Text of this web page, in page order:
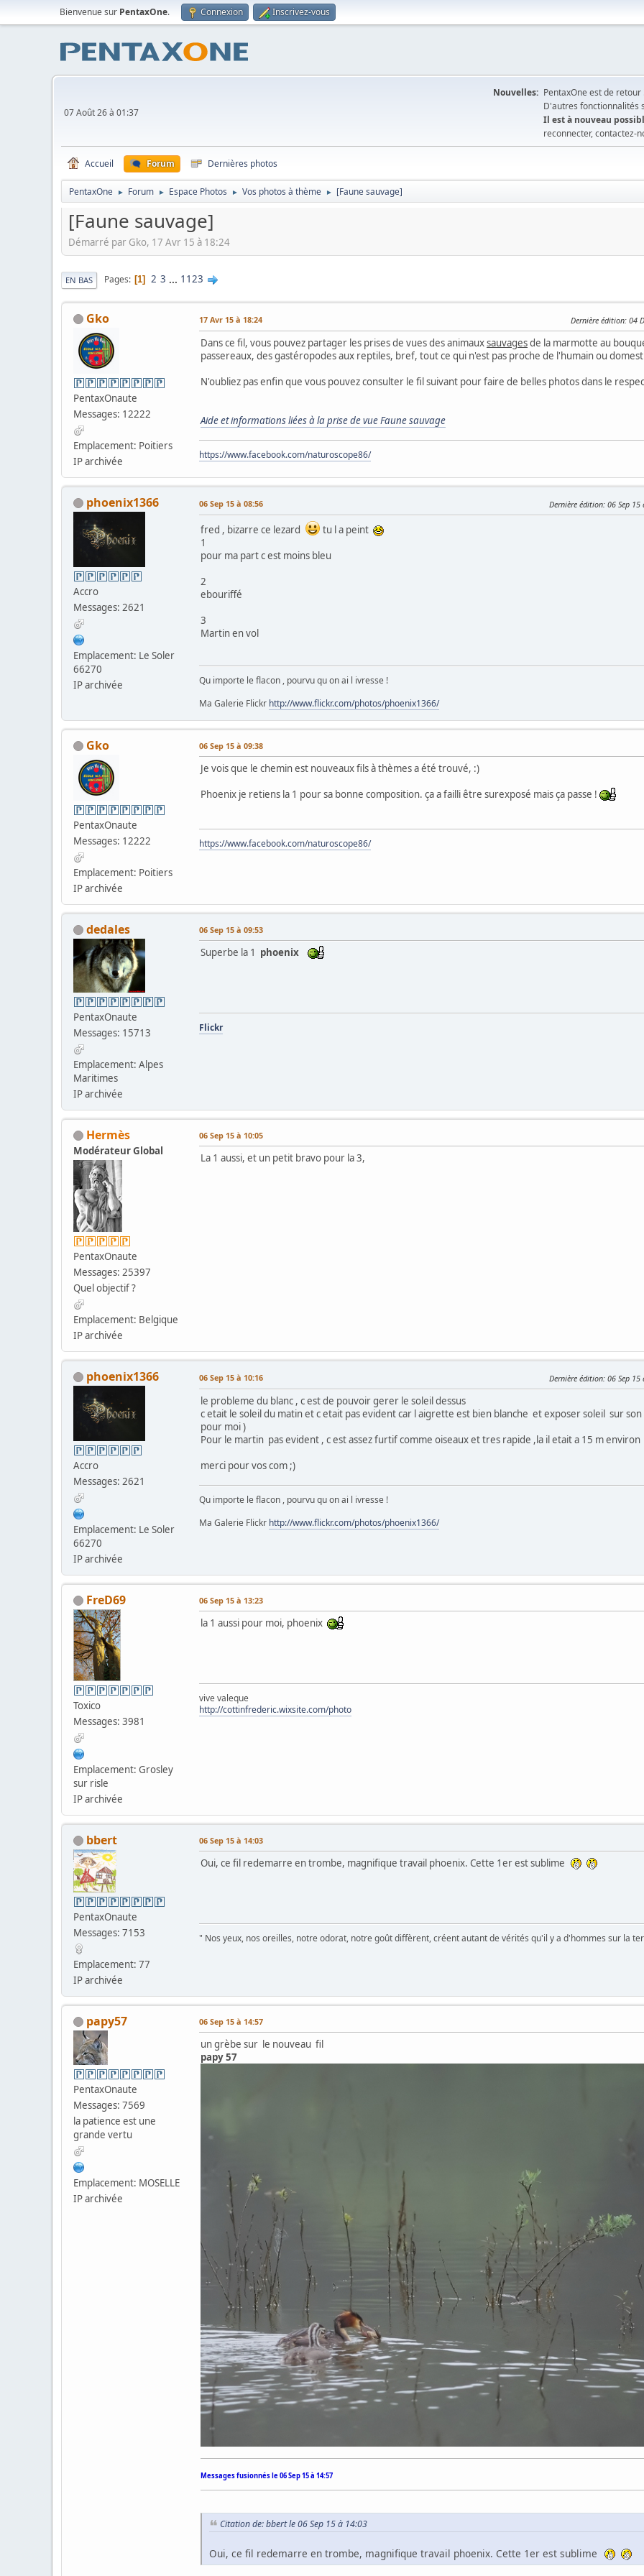
Bienvenue sur PentaxOne. Connexion Inscrivez-vous
07 Août 26 à 01:37
Nouvelles: PentaxOne est de retour
D'autres fonctionnalités
Il est à nouveau
reconnecter, contactez-
Accueil Forum Dernières photos
PentaxOne ► Forum ► Espace Photos ► Vos photos à thème ► [Faune sauvage]
[Faune sauvage]
Démarré par Gko, 17 Avr 15 à 18:24
EN BAS Pages 1 2 3 ... 1123
Gko
PentaxOnaute
Messages: 12222
Emplacement: Poitiers
IP archivée
17 Avr 15 à 18:24 Dernière édition: 04
Dans ce fil, vous pouvez partager les prises de vues des animauxsauvagesde la marmotte au
passereaux, des gastéropodes aux reptiles, bref, tout ce qui n'est pas proche de l'humain ou
N'oubliez pas enfin que vous pouvez consulter le fil suivant pour faire de belles photos dans le
Aide et informations liées à la prise de vue Faune sauvage
https://www.facebook.com/naturoscope86/
phoenix1366
Accro
Messages: 2621
Emplacement: Le Soler
66270
IP archivée
06 Sep 15 à 08:56 Dernière édition: 06 Sep
fred , bizarre ce lezard
tu l a peint
1
pour ma part c est moins bleu
2
ebouriffé
3
Martin en vol
Qu importe le flacon , pourvu qu on ai l ivresse !
Ma Galerie Flickr http://www.flickr.com/photos/phoenix1366/
Gko
PentaxOnaute
Messages: 12222
Emplacement: Poitiers
IP archivée
06 Sep 15 à 09:38
Je vois que le chemin est nouveaux fils à thèmes a été trouvé, :)
Phoenix je retiens la 1 pour sa bonne composition. ça a failli être surexposé mais ça passe !
https://www.facebook.com/naturoscope86/
dedales
PentaxOnaute
Messages: 15713
Emplacement: Alpes
Maritimes
IP archivée
06 Sep 15 à 09:53
Superbe la 1 phoenix
Flickr
Hermès
Modérateur Global
PentaxOnaute
Messages: 25397
Quel objectif ?
Emplacement: Belgique
IP archivée
06 Sep 15 à 10:05
La 1 aussi, et un petit bravo pour la 3,
phoenix1366
Accro
Messages: 2621
Emplacement: Le Soler
66270
IP archivée
06 Sep 15 à 10:16 Dernière édition: 06 Sep
le probleme du blanc , c est de pouvoir gerer le soleil dessus
c etait le soleil du matin et c etait pas evident car l aigrette est bien blanche et exposer soleil sur
pour moi )
Pour le martin pas evident , c est assez furtif comme oiseaux et tres rapide ,la il etait a 15 m environ
merci pour vos com ;)
Qu importe le flacon , pourvu qu on ai l ivresse !
Ma Galerie Flickr http://www.flickr.com/photos/phoenix1366/
FreD69
Toxico
Messages: 3981
Emplacement: Grosley
sur risle
IP archivée
06 Sep 15 à 13:23
la 1 aussi pour moi, phoenix
vive valeque
http://cottinfrederic.wixsite.com/photo
bbert
PentaxOnaute
Messages: 7153
Emplacement: 77
IP archivée
06 Sep 15 à 14:03
Oui, ce fil redemarre en trombe, magnifique travail phoenix. Cette 1er est sublime
" Nos yeux, nos oreilles, notre odorat, notre goût diffèrent, créent autant de vérités qu'il y a d'hommes sur la
papy57
PentaxOnaute
Messages: 7569
la patience est une
grande vertu
Emplacement: MOSELLE
IP archivée
06 Sep 15 à 14:57
un grèbe sur le nouveau fil
papy 57
Messages fusionnés le 06 Sep 15 à 14:57
Citation de: bbert le 06 Sep 15 à 14:03
Oui, ce fil redemarre en trombe, magnifique travail phoenix. Cette 1er est sublime